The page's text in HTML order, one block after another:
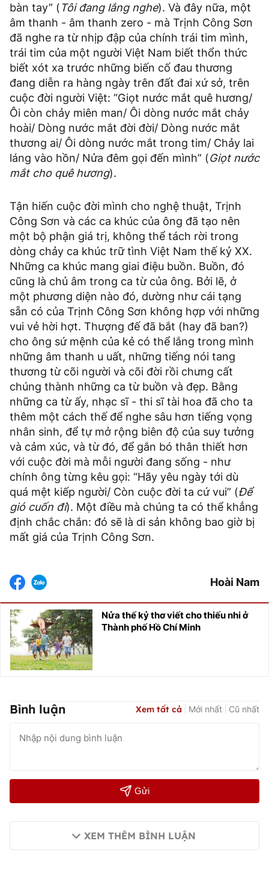
bàn tay” ( Tôi đang lắng nghe). Và đây nữa, một
âm thanh - âm thanh zero - mà Trịnh Công Sơn
đã nghe ra từ nhịp đập của chính trái tim mình,
trái tim của một người Việt Nam biết thổn thức
biết xót xa trước những biến cố đau thương
đang diễn ra hàng ngày trên đất đai xứ sở, trên
cuộc đời người Việt: “Giọt nước mắt quê hương/
Ôi còn chảy miên man/ Ôi dòng nước mắt chảy
hoài/ Dòng nước mắt đời đời/ Dòng nước mắt
thương ai/ Ôi dòng nước mắt trong tim/ Chảy lai
láng vào hồn/ Nửa đêm gọi đến mình” (Giọt nước
mắt cho quê hương).
Tận hiến cuộc đời mình cho nghệ thuật, Trịnh
Công Sơn và các ca khúc của ông đã tạo nên
một bộ phận giá trị, không thể tách rời trong
dòng chảy ca khúc trữ tình Việt Nam thế kỷ XX.
Những ca khúc mang giai điệu buồn. Buồn, đó
cũng là chủ âm trong ca từ của ông. Bởi lẽ, ở
một phương diện nào đó, dường như cái tạng
sẵn có của Trịnh Công Sơn không hợp với những
vui vẻ hời hợt. Thượng đế đã bắt (hay đã ban?)
cho ông sứ mệnh của kẻ có thể lắng trong mình
những âm thanh u uất, những tiếng nói tang
thương từ cõi người và cõi đời rồi chưng cất
chúng thành những ca từ buồn và đẹp. Bằng
những ca từ ấy, nhạc sĩ - thi sĩ tài hoa đã cho ta
thêm một cách thế để nghe sâu hơn tiếng vọng
nhân sinh, để tự mở rộng biên độ của suy tưởng
và cảm xúc, và từ đó, để gắn bó thân thiết hơn
với cuộc đời mà mỗi người đang sống - như
chính ông từng kêu gọi: “Hãy yêu ngày tới dù
quá mệt kiếp người/ Còn cuộc đời ta cứ vui” (Để
gió cuốn đi). Một điều mà chúng ta có thể khẳng
định chắc chắn: đó sẽ là di sản không bao giờ bị
mất giá của Trịnh Công Sơn.
Hoài Nam
Nửa thế kỷ thơ viết cho thiếu nhi ở
Thành phố Hồ Chí Minh
Bình luận Xem tất cả Mới nhất Cũ nhất
Gửi
XEM THÊM BÌNH LUẬN